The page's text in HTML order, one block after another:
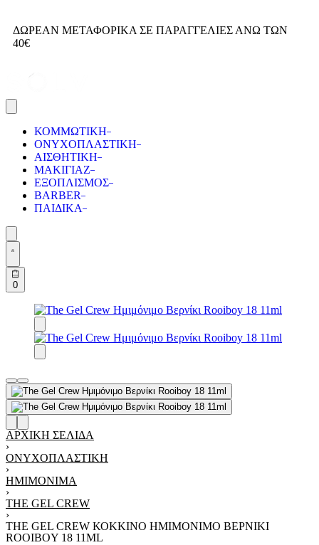
ΔΩΡΕΑΝ ΜΕΤΑΦΟΡΙΚΑ ΣΕ ΠΑΡΑΓΓΕΛΙΕΣ ΑΝΩ ΤΩΝ
40€
ΚΟΜΜΩΤΙΚΗ
ΟΝΥΧΟΠΛΑΣΤΙΚΗ
ΑΙΣΘΗΤΙΚΗ
ΜΑΚΙΓΙΑΖ
ΕΞΟΠΛΙΣΜΟΣ
BARBER
ΠΑΙΔΙΚΑ
0
ΑΡΧΙΚΉ ΣΕΛΊΔΑ
›
ΟΝΥΧΟΠΛΑΣΤΙΚΉ
›
ΗΜΙΜΌΝΙΜΑ
›
THE GEL CREW
›
THE GEL CREW ΚΌΚΚΙΝΟ ΗΜΙΜΌΝΙΜΟ ΒΕΡΝΊΚΙ
ROOIBOY 18 11ML